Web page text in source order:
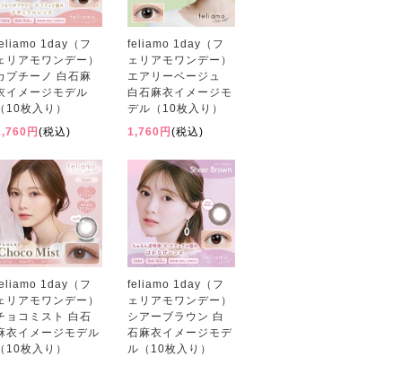
1day（フ
リアモワンデー）
プチーノ 白石麻
イメージモデル
10枚入り）
円(税込)
feliamo 1day（フ
ェリアモワンデー）
エアリーベージュ
白石麻衣イメージモ
デル（10枚入り）
1,760円(税込)
1day（フ
リアモワンデー）
ョコミスト 白石
衣イメージモデル
10枚入り）
feliamo 1day（フ
ェリアモワンデー）
シアーブラウン 白
石麻衣イメージモデ
ル（10枚入り）